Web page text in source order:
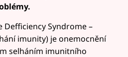
Defficiency Syndrome –
imunity) je onemocnění
selháním imunitního